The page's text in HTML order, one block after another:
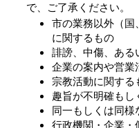
で、ご了承ください。
市の業務以外（国
に関するもの
誹謗、中傷、あ
企業の案内や営
宗教活動に関する
趣旨が不明確も
同一もしくは同
行政機関・企業・